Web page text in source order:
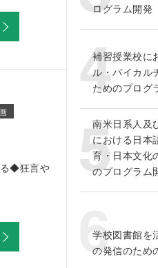
◆狂言や
ログラム開発
補習授業校に
ル・バイカル
ためのプログ
南米日系人及
における日本
育・日本文化
のプログラム
学校図書館を
の発信のため